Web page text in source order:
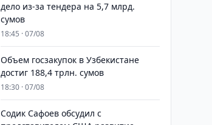
дело из-за тендера на 5,7 млрд.
сумов
18:45 · 07/08
​​​​​​​Объем госзакупок в Узбекистане
достиг 188,4 трлн. сумов
18:30 · 07/08
Содик Сафоев обсудил с